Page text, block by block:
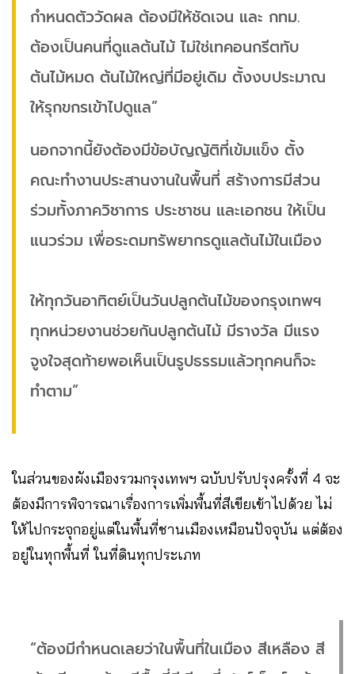
กำหนดตัววัดผล ต้องมีให้ชัดเจน และ กทม.
ต้องเป็นคนที่ดูแลต้นไม้ ไม่ใช่เทคอนกรีตทับ
ต้นไม้หมด ต้นไม้ใหญ่ที่มีอยู่เดิม ตั้งงบประมาณ
ให้รุกขกรเข้าไปดูแล”
นอกจากนี้ยังต้องมีข้อบัญญัติที่เข้มแข็ง ตั้ง
คณะทำงานประสานงานในพื้นที่ สร้างการมีส่วน
ร่วมทั้งภาควิชาการ ประชาชน และเอกชน ให้เป็น
แนวร่วม เพื่อระดมทรัพยากรดูแลต้นไม้ในเมือง
ให้ทุกวันอาทิตย์เป็นวันปลูกต้นไม้ของกรุงเทพฯ
ทุกหน่วยงานช่วยกันปลูกต้นไม้ มีรางวัล มีแรง
จูงใจสุดท้ายพอเห็นเป็นรูปธรรมแล้วทุกคนก็จะ
ทำตาม”
ในส่วนของผังเมืองรวมกรุงเทพฯ ฉบับปรับปรุงครั้งที่ 4 จะ
ต้องมีการพิจารณาเรื่องการเพิ่มพื้นที่สีเขียเข้าไปด้วย ไม่
ให้ไปกระจุกอยู่แต่ในพื้นที่ชานเมืองเหมือนปัจจุบัน แต่ต้อง
อยู่ในทุกพื้นที่ ในที่ดินทุกประเภท
“ต้องมีกำหนดเลยว่าในพื้นที่ในเมือง สีเหลือง สี